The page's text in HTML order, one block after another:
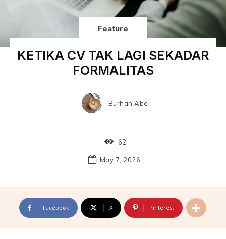
Feature
KETIKA CV TAK LAGI SEKADAR
FORMALITAS
Burhan Abe
62
May 7, 2026
Facebook X Pinterest